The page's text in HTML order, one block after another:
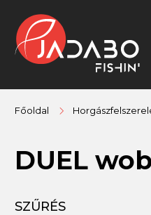
Főoldal
DUEL
SZŰRÉS